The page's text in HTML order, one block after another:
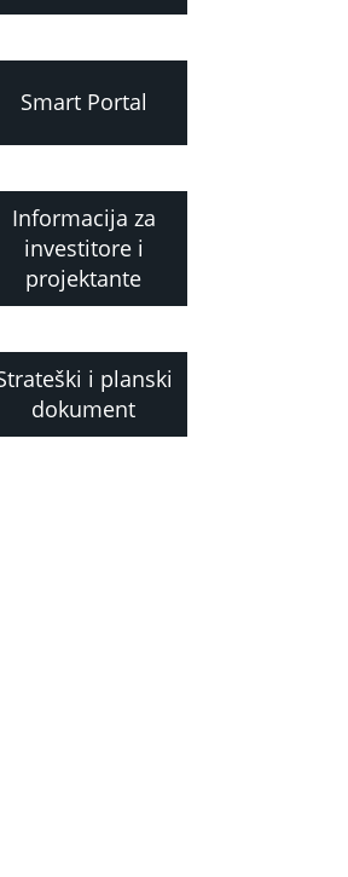
Smart Portal
Informacija za
investitore i
projektante
i planski
dokument